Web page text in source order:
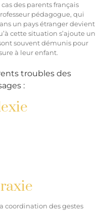
des parents français
pédagogue, qui
un pays étranger devient
cette situation s’ajoute un
souvent démunis pour
à leur enfant.
troubles des
:
coordination des gestes